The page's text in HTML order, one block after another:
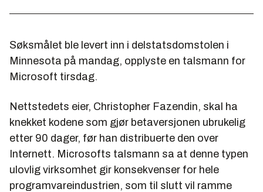
Søksmålet ble levert inn i delstatsdomstolen i
Minnesota på mandag, opplyste en talsmann for
Microsoft tirsdag.
Nettstedets eier, Christopher Fazendin, skal ha
knekket kodene som gjør betaversjonen ubrukelig
etter 90 dager, før han distribuerte den over
Internett. Microsofts talsmann sa at denne typen
ulovlig virksomhet gir konsekvenser for hele
programvareindustrien, som til slutt vil ramme